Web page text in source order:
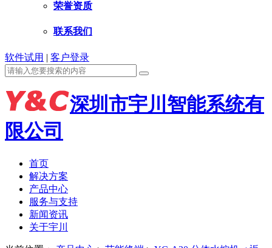
荣誉资质
联系我们
软件试用 | 客户登录
深圳市宇川智能系统有
限公司
首页
解决方案
产品中心
服务与支持
新闻资讯
关于宇川